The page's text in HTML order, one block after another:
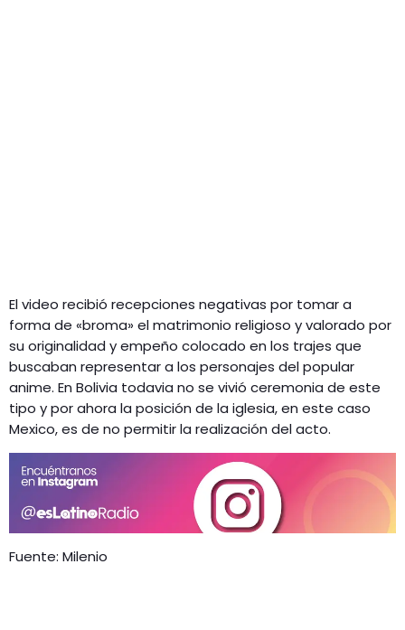
El video recibió recepciones negativas por tomar a
forma de «broma» el matrimonio religioso y valorado por
su originalidad y empeño colocado en los trajes que
buscaban representar a los personajes del popular
anime. En Bolivia todavia no se vivió ceremonia de este
tipo y por ahora la posición de la iglesia, en este caso
Mexico, es de no permitir la realización del acto.
Fuente: Milenio